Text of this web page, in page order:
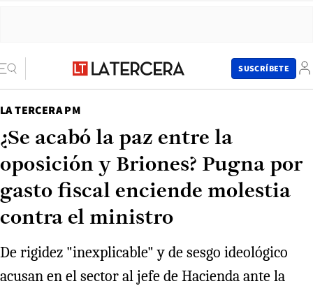
SUSCRÍBETE
LA TERCERA PM
¿Se acabó la paz entre la
oposición y Briones? Pugna por
gasto fiscal enciende molestia
contra el ministro
De rigidez "inexplicable" y de sesgo ideológico
acusan en el sector al jefe de Hacienda ante la